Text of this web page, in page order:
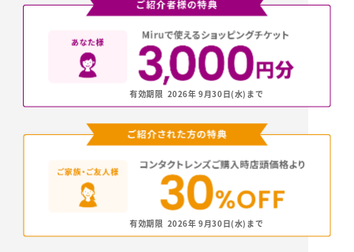
有効期限 2026年 9月30日(水) まで
有効期限 2026年 9月30日(水) まで